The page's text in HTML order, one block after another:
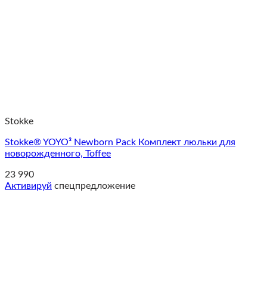
Stokke
Stokke® YOYO³ Newborn Pack Комплект люльки для
новорожденного, Toffee
23 990
Активируй спецпредложение